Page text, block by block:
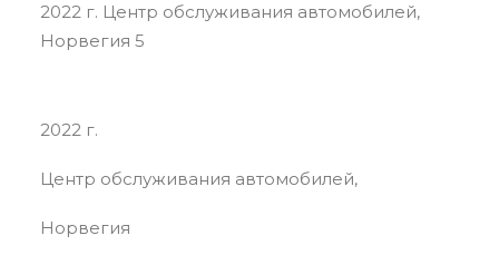
2022 г. Центр обслуживания автомобилей,
Норвегия 5
2022 г.
Центр обслуживания автомобилей,
Норвегия